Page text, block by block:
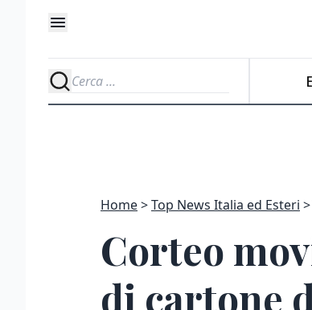
Home Top News Italia ed Esteri
Corteo
di cartone